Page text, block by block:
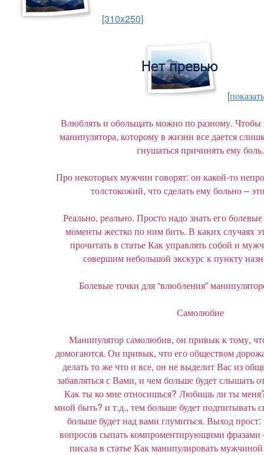
[310x250]
Влюблять и обольщать можно по разному.
манипулятора, которому в жизни все дается
гнушаться причинять ему боль.
Про некоторых мужчин говорят: он какой-то
толстокожий, что сделать ему больно –
Реально, реально. Просто надо знать его
моменты жестко по ним бить. В каких случаях
прочитать в статье Как управлять собой и
совершим небольшой экскурс к пункту
Болевые точки для “влюбления”
Самолюбие
Манипулятор самолюбив, он привык к тому,
домогаются. Он привык, что его обществом
делать то же что и все, он не выделит Вас из
забавляться с Вами, и чем больше будет слышать
Как ты ко мне относишься? Любишь ли ты
мной быть? и т.д., тем больше будет подпитывать
больше будет над вами глумиться. Выход
вопросов сыпать компроментирующими фразами
писала в статье Как манипулировать